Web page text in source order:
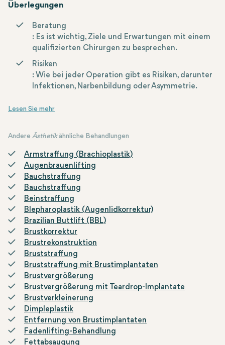
Überlegungen
Beratung
: Es ist wichtig, Ziele und Erwartungen mit einem
qualifizierten Chirurgen zu besprechen.
Risiken
: Wie bei jeder Operation gibt es Risiken, darunter
Infektionen, Narbenbildung oder Asymmetrie.
Andere Ästhetikähnliche Behandlungen
Armstraffung (Brachioplastik)
Augenbrauenlifting
Bauchstraffung
Bauchstraffung
Beinstraffung
Blepharoplastik (Augenlidkorrektur)
Brazilian Buttlift (BBL)
Brustkorrektur
Brustrekonstruktion
Bruststraffung
Bruststraffung mit Brustimplantaten
Brustvergrößerung
Brustvergrößerung mit Teardrop-Implantate
Brustverkleinerung
Dimpleplastik
Entfernung von Brustimplantaten
Fadenlifting-Behandlung
Fettabsaugung